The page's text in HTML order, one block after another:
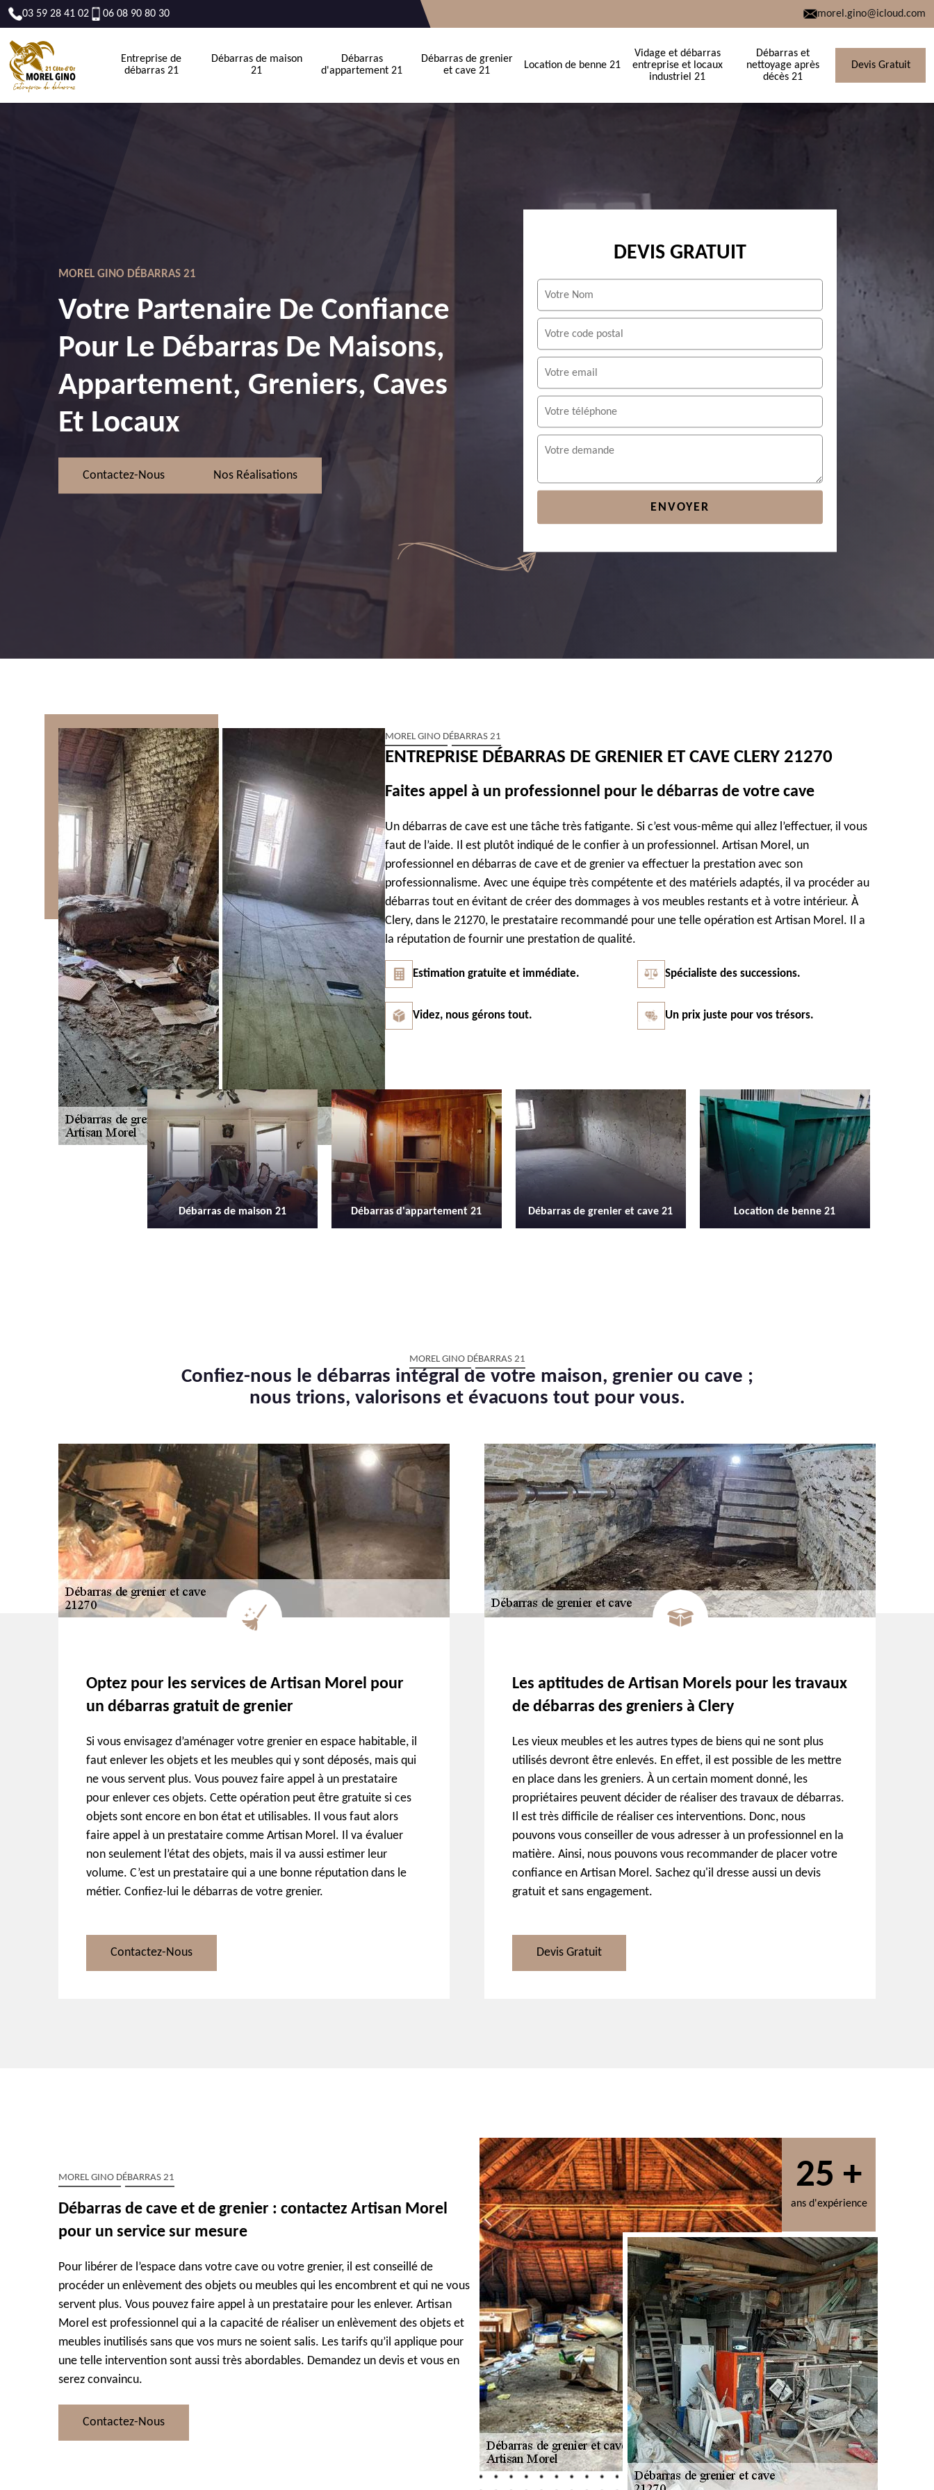
03 59 28 41 02 06 08 90 80 30 morel.gino@icloud.com
Entreprise de
débarras 21
Débarras de maison
21
Débarras
d'appartement 21
Débarras de grenier
et cave 21
Location de benne 21
Vidage et débarras
entreprise et locaux
industriel 21
Débarras et
nettoyage après
décès 21
Devis Gratuit
MOREL GINO DÉBARRAS 21
Votre Partenaire De Confiance
Pour Le Débarras De Maisons,
Appartement, Greniers, Caves
Et Locaux
Contactez-Nous Nos Réalisations
DEVIS GRATUIT
MOREL GINO DÉBARRAS 21
ENTREPRISE DÉBARRAS DE GRENIER ET CAVE CLERY 21270
Faites appel à un professionnel pour le débarras de votre cave
Un débarras de cave est une tâche très fatigante. Si c’est vous-même qui allez l’effectuer, il vous
faut de l’aide. Il est plutôt indiqué de le confier à un professionnel. Artisan Morel, un
professionnel en débarras de cave et de grenier va effectuer la prestation avec son
professionnalisme. Avec une équipe très compétente et des matériels adaptés, il va procéder au
débarras tout en évitant de créer des dommages à vos meubles restants et à votre intérieur. À
Clery, dans le 21270, le prestataire recommandé pour une telle opération est Artisan Morel. Il a
la réputation de fournir une prestation de qualité.
Estimation gratuite et immédiate. Spécialiste des successions.
Videz, nous gérons tout. Un prix juste pour vos trésors.
Débarras d'appartement 21 Débarras de grenier et cave 21 Location de benne 21
Vidage et débarras entreprise et
locaux industriel 21
MOREL GINO DÉBARRAS 21
Confiez-nous le débarras intégral de votre maison, grenier ou cave ;
nous trions, valorisons et évacuons tout pour vous.
Optez pour les services de Artisan Morel pour
un débarras gratuit de grenier
Si vous envisagez d’aménager votre grenier en espace habitable, il
faut enlever les objets et les meubles qui y sont déposés, mais qui
ne vous servent plus. Vous pouvez faire appel à un prestataire
pour enlever ces objets. Cette opération peut être gratuite si ces
objets sont encore en bon état et utilisables. Il vous faut alors
faire appel à un prestataire comme Artisan Morel. Il va évaluer
non seulement l’état des objets, mais il va aussi estimer leur
volume. C’est un prestataire qui a une bonne réputation dans le
métier. Confiez-lui le débarras de votre grenier.
Contactez-Nous
Les aptitudes de Artisan Morels pour les travaux
de débarras des greniers à Clery
Les vieux meubles et les autres types de biens qui ne sont plus
utilisés devront être enlevés. En effet, il est possible de les mettre
en place dans les greniers. À un certain moment donné, les
propriétaires peuvent décider de réaliser des travaux de débarras.
Il est très difficile de réaliser ces interventions. Donc, nous
pouvons vous conseiller de vous adresser à un professionnel en la
matière. Ainsi, nous pouvons vous recommander de placer votre
confiance en Artisan Morel. Sachez qu'il dresse aussi un devis
gratuit et sans engagement.
Devis Gratuit
MOREL GINO DÉBARRAS 21
Débarras de cave et de grenier : contactez Artisan Morel
pour un service sur mesure
Pour libérer de l’espace dans votre cave ou votre grenier, il est conseillé de
procéder un enlèvement des objets ou meubles qui les encombrent et qui ne vous
servent plus. Vous pouvez faire appel à un prestataire pour les enlever. Artisan
Morel est professionnel qui a la capacité de réaliser un enlèvement des objets et
meubles inutilisés sans que vos murs ne soient salis. Les tarifs qu’il applique pour
une telle intervention sont aussi très abordables. Demandez un devis et vous en
serez convaincu.
Contactez-Nous
25 +
ans d'expérience